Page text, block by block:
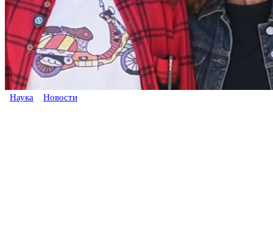
Наука Новости